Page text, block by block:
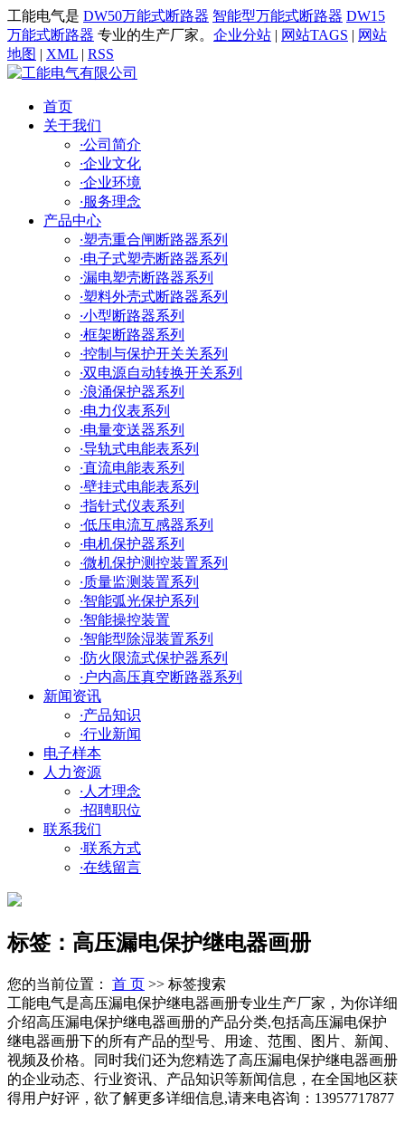
工能电气是 DW50万能式断路器 智能型万能式断路器 DW15
万能式断路器 专业的生产厂家。 企业分站 | 网站TAGS | 网站
地图 | XML | RSS
首页
关于我们
·公司简介
·企业文化
·企业环境
·服务理念
产品中心
·塑壳重合闸断路器系列
·电子式塑壳断路器系列
·漏电塑壳断路器系列
·塑料外壳式断路器系列
·小型断路器系列
·框架断路器系列
·控制与保护开关关系列
·双电源自动转换开关系列
·浪涌保护器系列
·电力仪表系列
·电量变送器系列
·导轨式电能表系列
·直流电能表系列
·壁挂式电能表系列
·指针式仪表系列
·低压电流互感器系列
·电机保护器系列
·微机保护测控装置系列
·质量监测装置系列
·智能弧光保护系列
·智能操控装置
·智能型除湿装置系列
·防火限流式保护器系列
· 户内高压真空断路器系列
新闻资讯
·产品知识
·行业新闻
电子样本
人力资源
· 人才理念
·招聘职位
联系我们
·联系方式
·在线留言
标签：高压漏电保护继电器画册
您的当前位置： 首 页 >> 标签搜索
工能电气是高压漏电保护继电器画册专业生产厂家，为你详细
介绍高压漏电保护继电器画册的产品分类,包括高压漏电保护
继电器画册下的所有产品的型号、用途、范围、图片、新闻、
视频及价格。同时我们还为您精选了高压漏电保护继电器画册
的企业动态、行业资讯、产品知识等新闻信息，在全国地区获
得用户好评，欲了解更多详细信息,请来电咨询：13957717877